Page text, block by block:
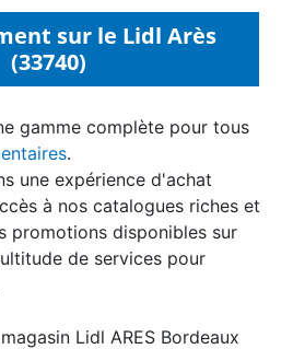
sur le Lidl Arès
(33740)
gamme complète pour tous
.
une expérience d'achat
à nos catalogues riches et
promotions disponibles sur
de services pour
Lidl ARES Bordeaux